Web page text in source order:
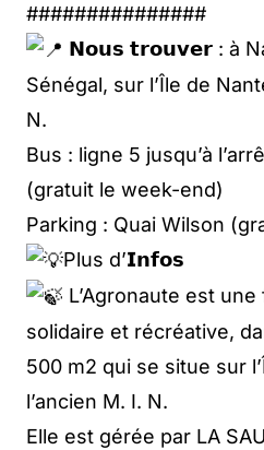
###############
𝗡𝗼𝘂𝘀 𝘁𝗿𝗼𝘂𝘃𝗲𝗿 : à
Sénégal, sur l’Île de
N.
Bus : ligne 5 jusqu’à
(gratuit le week-end)
Parking : Quai Wilson
Plus d’𝗜𝗻𝗳𝗼𝘀
L’Agronaute est
solidaire et récréative,
500 m2 qui se situe sur
l’ancien M. I. N.
Elle est gérée par LA